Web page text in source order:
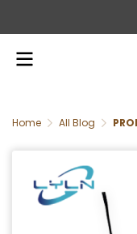
Home All Blog